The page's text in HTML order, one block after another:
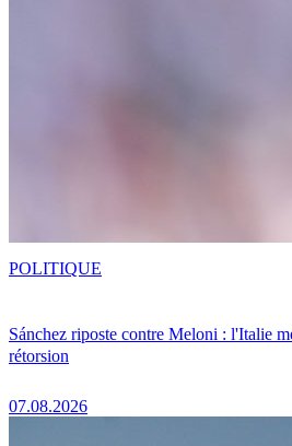
Sánchez riposte contre Meloni : l'Italie
rétorsion
07.08.2026
POLITIQUE